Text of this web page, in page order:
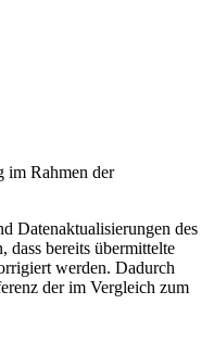
im Rahmen der
Datenaktualisierungen des
dass bereits übermittelte
werden. Dadurch
der im Vergleich zum